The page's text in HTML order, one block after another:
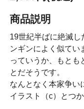
商品説明
19世紀半ばに絶滅
ンギンによく似てい
っていうか、もとも
とだそうです。
なんとなく本家争い
イラスト（c）とつ